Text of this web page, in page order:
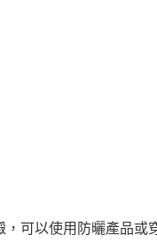
可以使用防曬產品或